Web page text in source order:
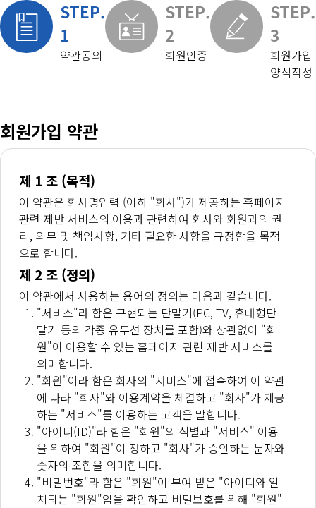
STEP.
1
약관동의
STEP.
2
회원인증
STEP.
3
회원가입
양식작성
회원가입 약관
제 1 조 (목적)
이 약관은 회사명입력 (이하 "회사")가 제공하는 홈페이지
관련 제반 서비스의 이용과 관련하여 회사와 회원과의 권
리, 의무 및 책임사항, 기타 필요한 사항을 규정함을 목적
으로 합니다.
제 2 조 (정의)
이 약관에서 사용하는 용어의 정의는 다음과 같습니다.
"서비스"라 함은 구현되는 단말기(PC, TV, 휴대형단
말기 등의 각종 유무선 장치를 포함)와 상관없이 "회
원"이 이용할 수 있는 홈페이지 관련 제반 서비스를
의미합니다.
"회원"이라 함은 회사의 "서비스"에 접속하여 이 약관
에 따라 "회사"와 이용계약을 체결하고 "회사"가 제공
하는 "서비스"를 이용하는 고객을 말합니다.
"아이디(ID)"라 함은 "회원"의 식별과 "서비스" 이용
을 위하여 "회원"이 정하고 "회사"가 승인하는 문자와
숫자의 조합을 의미합니다.
"비밀번호"라 함은 "회원"이 부여 받은 "아이디와 일
치되는 "회원"임을 확인하고 비밀보호를 위해 "회원"